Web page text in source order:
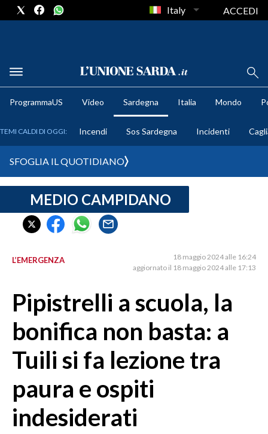
METEO
CRONACA SARDEGNA
CAGLIARI
SULCIS IGLESIENTE
SASSARI E PROVINCIA
GALLURA
OGLIASTRA
CRONACA
ITALIA
Italy ACCEDI
ProgrammaUS Video Sardegna Italia Mondo
TEMI CALDI DI OGGI: Incendi Sos Sardegna Incidenti
SFOGLIA IL QUOTIDIANO
MEDIO CAMPIDANO
L’EMERGENZA
18 maggio 2024 alle 16:24
aggiornato il 18 maggio 2024 alle 17:13
Pipistrelli a scuola, la
bonifica non basta: a
Tuili si fa lezione tra
paura e ospiti
indesiderati